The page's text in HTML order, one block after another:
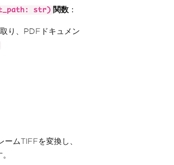
str) 関数 ：
り、PDFドキュメン
ームTIFFを変換し、